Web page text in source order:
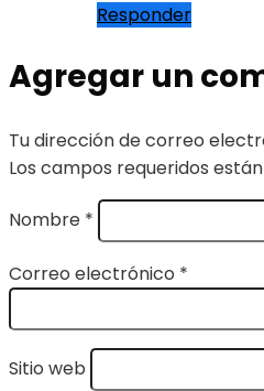
Responder
Agregar un
Tu dirección de correo
Los campos requeridos
Nombre *
Correo electrónico *
Sitio web